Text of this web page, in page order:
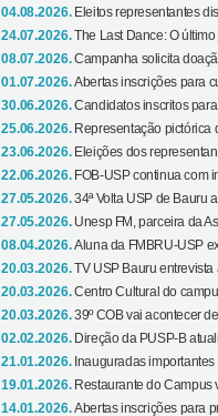
04.08.2026. Eleitos representantes
24.07.2026.The Last Dance: O
08.07.2026.Campanha solicita
01.07.2026.Abertas inscrições para
30.06.2026.Candidatos inscritos
25.06.2026. Representação pictórica
23.06.2026. Eleições dos
22.06.2026. FOB-USP continua com
27.05.2026.34ª Volta USP de Bauru
27.05.2026. Unesp FM, parceira da
08.04.2026.Aluna da FMBRU-USP
20.03.2026.TV USP Bauru entrevista
20.03.2026.Centro Cultural do
20.03.2026.39º COB vai acontecer
02.02.2026. Direção da PUSP-B
21.01.2026. Inauguradas importantes
19.01.2026. Restaurante do Campus
14.01.2026.Abertas inscrições para